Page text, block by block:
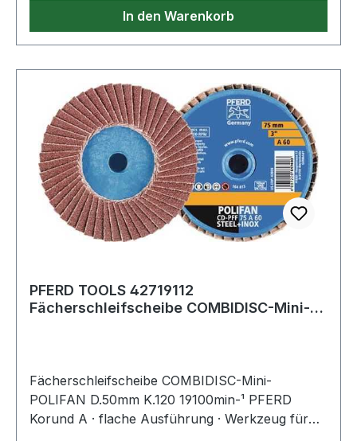
In den Warenkorb
PFERD TOOLS 42719112
Fächerschleifscheibe COMBIDISC-Mini-
Fächerschleifscheibe COMBIDISC-Mini-
POLIFAN D.50mm K.120 19100min-¹ PFERD
Korund A · flache Ausführung · Werkzeug für